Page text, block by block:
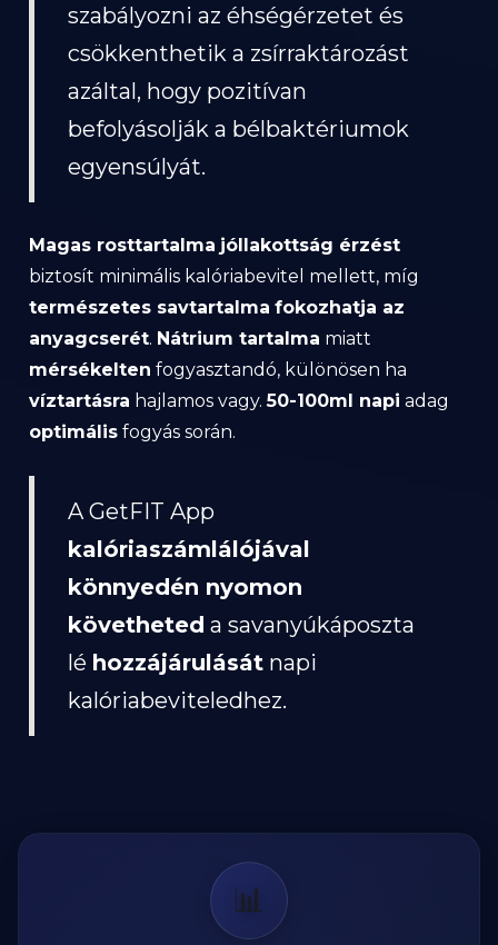
szabályozni az éhségérzetet és
csökkenthetik a zsírraktározást
azáltal, hogy pozitívan
befolyásolják a bélbaktériumok
egyensúlyát.
Magas rosttartalma jóllakottság érzést
biztosít minimális kalóriabevitel mellett, míg
természetes savtartalma fokozhatja az
anyagcserét. Nátrium tartalma miatt
mérsékelten fogyasztandó, különösen ha
víztartásra hajlamos vagy.50-100ml napi adag
optimális fogyás során.
A GetFIT App
kalóriaszámlálójával
könnyedén nyomon
követheted a savanyúkáposzta
lé hozzájárulását napi
kalóriabeviteledhez.
📊